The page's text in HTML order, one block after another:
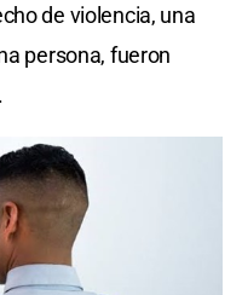
de violencia, una
persona, fueron